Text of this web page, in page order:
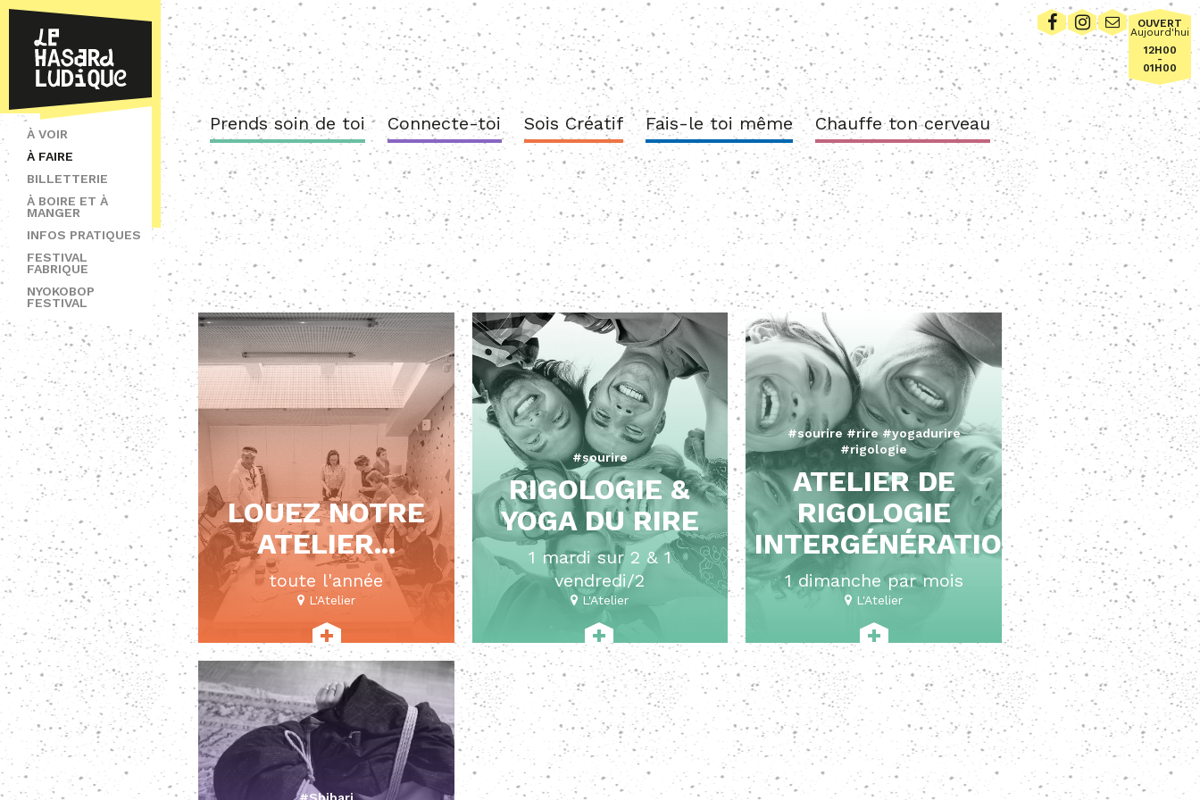
OUVERT
Aujourd'hui
12H00
-
01H00
À VOIR
À FAIRE
BILLETTERIE
À BOIRE ET À
MANGER
INFOS PRATIQUES
FESTIVAL
FABRIQUE
NYOKOBOP
FESTIVAL
Prends soin de toi Connecte-toi Sois Créatif Fais-le toi même Chauffe ton cerveau
LOUEZ NOTRE
ATELIER...
toute l'année
L'Atelier
#sourire
RIGOLOGIE &
YOGA DU RIRE
1 mardi sur 2 & 1
vendredi/2
L'Atelier
#sourire #rire #yogadurire
#rigologie
ATELIER DE
RIGOLOGIE
INTERGÉNÉRATIONNEL
1 dimanche par mois
L'Atelier